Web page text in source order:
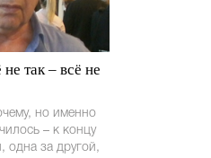
так – всё не
но именно
– к концу
одна за другой,